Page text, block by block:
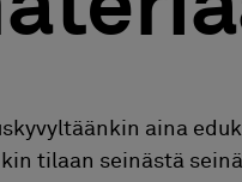
aina
tilaan seinästä